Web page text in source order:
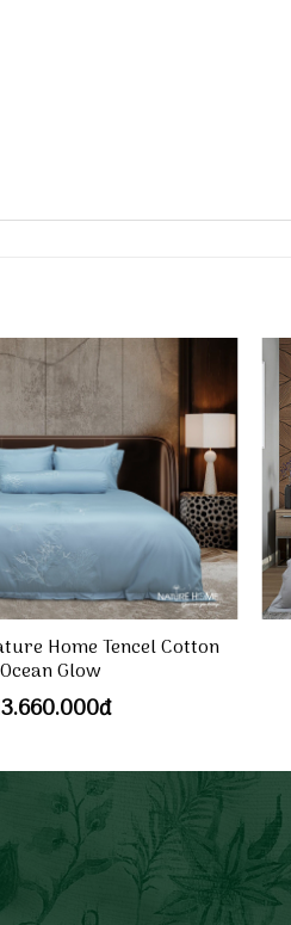
Home Tencel Cotton
Ocean Glow
đ